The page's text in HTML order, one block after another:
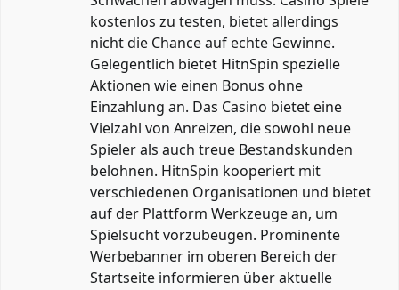
kostenlos zu testen, bietet allerdings
nicht die Chance auf echte Gewinne.
Gelegentlich bietet HitnSpin spezielle
Aktionen wie einen Bonus ohne
Einzahlung an. Das Casino bietet eine
Vielzahl von Anreizen, die sowohl neue
Spieler als auch treue Bestandskunden
belohnen. HitnSpin kooperiert mit
verschiedenen Organisationen und bietet
auf der Plattform Werkzeuge an, um
Spielsucht vorzubeugen. Prominente
Werbebanner im oberen Bereich der
Startseite informieren über aktuelle